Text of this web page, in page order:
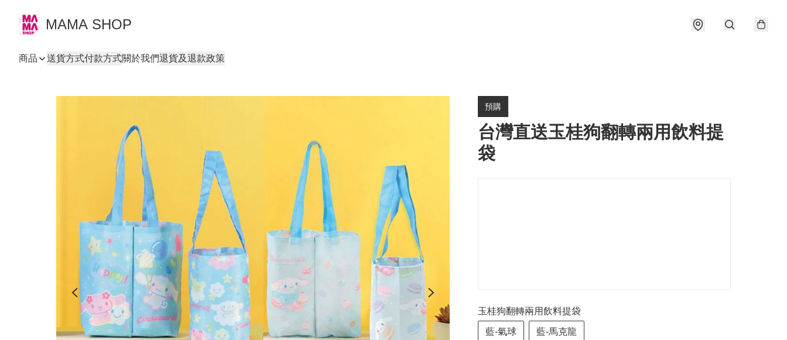
MAMA SHOP
商品 送貨方式付款方式關於我們退貨及退款政策
預購
台灣直送玉桂狗翻轉兩用飲料提
袋
玉桂狗翻轉兩用飲料提袋
藍-氣球 藍-馬克龍